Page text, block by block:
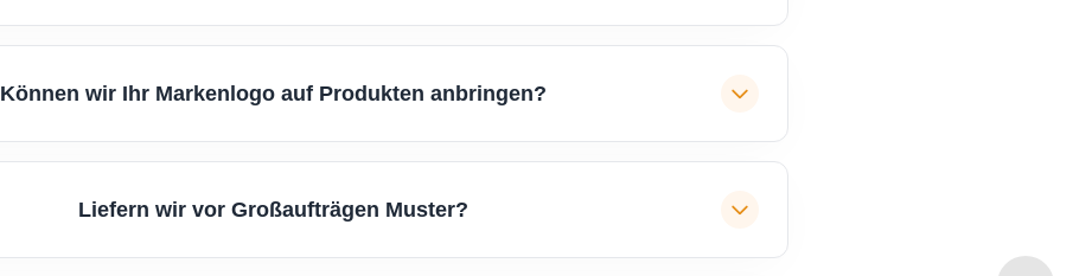
Können wir Ihr Markenlogo auf Produkten anbringen?
Liefern wir vor Großaufträgen Muster?